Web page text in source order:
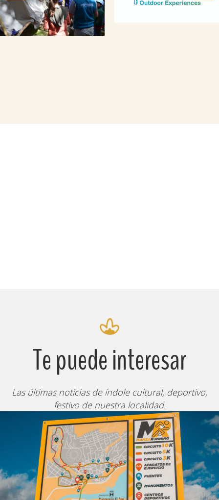
Te puede interesar
Las últimas noticias de índole cultural, deportivo,
festivo de nuestra localidad.